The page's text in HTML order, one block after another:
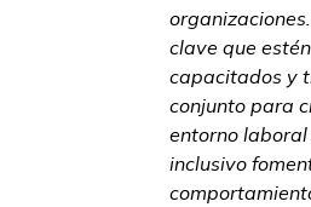
clave que estén
capacitados y
conjunto para
entorno laboral
inclusivo